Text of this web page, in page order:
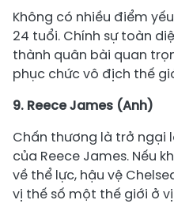
Không có nhiều điểm
24 tuổi. Chính sự toàn
thành quân bài quan
phục chức vô địch thế
9. Reece James (Anh)
Chấn thương là trở ngại
của Reece James. Nếu
về thể lực, hậu vệ
vị thế số một thế giới ở